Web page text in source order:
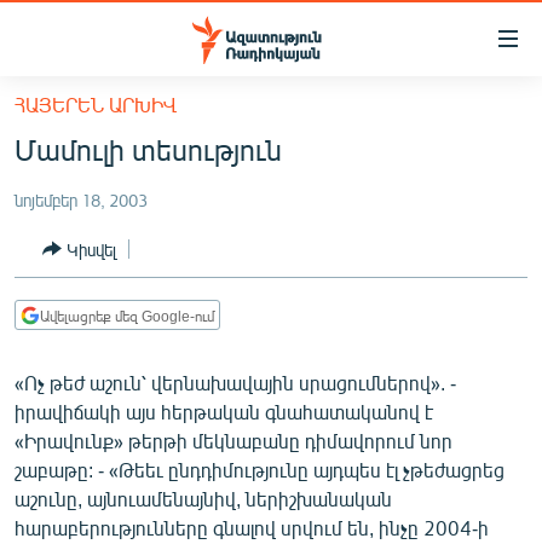
Մատչելիության
հիմնական
բովանդակությանը
հիմնական
մենյուին
Որոնում
ՀԱՅԱՍՏԱՆ
ՔԱՂԱՔԱԿԱՆ
ԸՆՏՐՈՒԹՅՈՒՆՆԵՐ 2026
ԻՐԱՎՈՒՆՔ
ՏՆՏԵՍՈՒԹՅՈՒՆ
ՂԱՐԱԲԱՂ
ՊԱՏԵՐԱԶՄԻ 6 ՇԱԲԱԹՆԵՐԸ
ՏԱՐԱԾԱՇՐՋԱՆ
ՀԱՅԵՐԵՆ ԱՐԽԻՎ
Մամուլի տեսություն
նոյեմբեր 18, 2003
Կիսվել
Ավելացրեք մեզ Google-ում
«Ոչ թեժ աշուն՝ վերնախավային սրացումներով». -
իրավիճակի այս հերթական գնահատականով է
«Իրավունք» թերթի մեկնաբանը դիմավորում նոր
շաբաթը: - «Թեեւ ընդդիմությունը այդպես էլ չթեժացրեց
աշունը, այնուամենայնիվ, ներիշխանական
հարաբերությունները գնալով սրվում են, ինչը 2004-ի